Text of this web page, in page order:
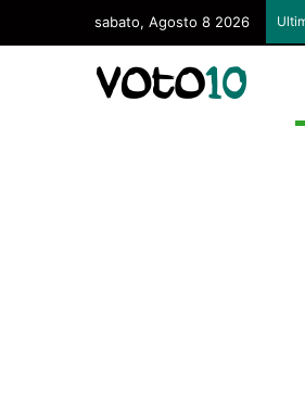
sabato, Agosto 8 2026